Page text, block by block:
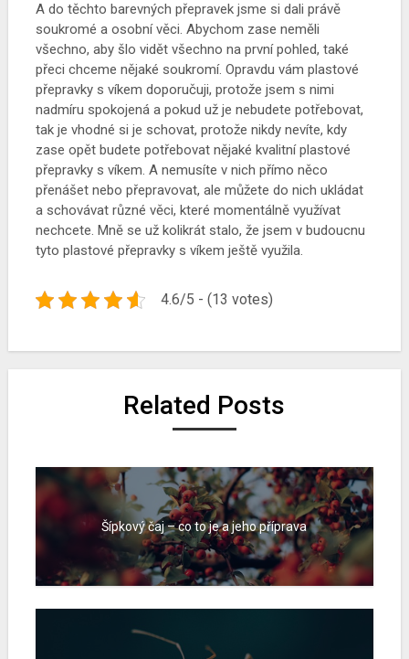
A do těchto barevných přepravek jsme si dali právě
soukromé a osobní věci. Abychom zase neměli
všechno, aby šlo vidět všechno na první pohled, také
přeci chceme nějaké soukromí. Opravdu vám plastové
přepravky s víkem doporučuji, protože jsem s nimi
nadmíru spokojená a pokud už je nebudete potřebovat,
tak je vhodné si je schovat, protože nikdy nevíte, kdy
zase opět budete potřebovat nějaké kvalitní plastové
přepravky s víkem. A nemusíte v nich přímo něco
přenášet nebo přepravovat, ale můžete do nich ukládat
a schovávat různé věci, které momentálně využívat
nechcete. Mně se už kolikrát stalo, že jsem v budoucnu
tyto plastové přepravky s víkem ještě využila.
4.6/5 - (13 votes)
Related Posts
Šípkový čaj – co to je a jeho příprava